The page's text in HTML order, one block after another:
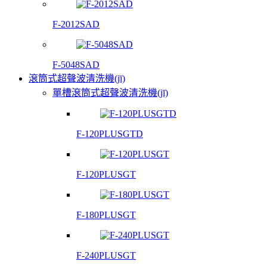
F-2012SAD
F-5048SAD
滾筒式超聲波清洗機(jī)
單槽滾筒式超聲波清洗機(jī)
F-120PLUSGTD
F-120PLUSGT
F-180PLUSGT
F-240PLUSGT